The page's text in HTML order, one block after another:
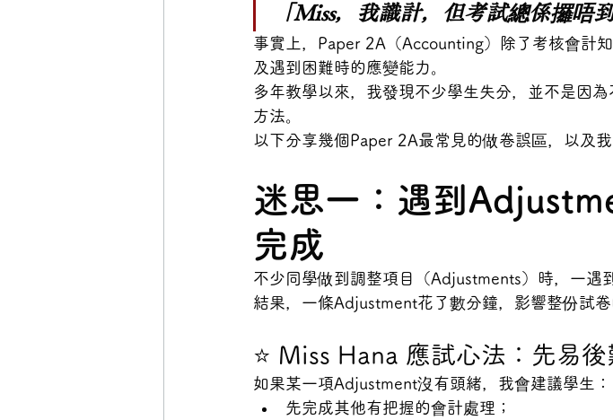
「Miss，我識計，但考試總係攞唔
事實上，Paper 2A（Accounting）除了考核會計
及遇到困難時的應變能力。
多年教學以來，我發現不少學生失分，並不是因
方法。
以下分享幾個Paper 2A最常見的做卷誤區，以及
迷思一：遇到
完成
不少同學做到調整項目（Adjustments）時，一遇
結果，一條Adjustment花了數分鐘，影響整份試卷
⭐ Miss Hana 應試心法：先易後
如果某一項Adjustment沒有頭緒，我會建議學生：
先完成其他有把握的會計處理；